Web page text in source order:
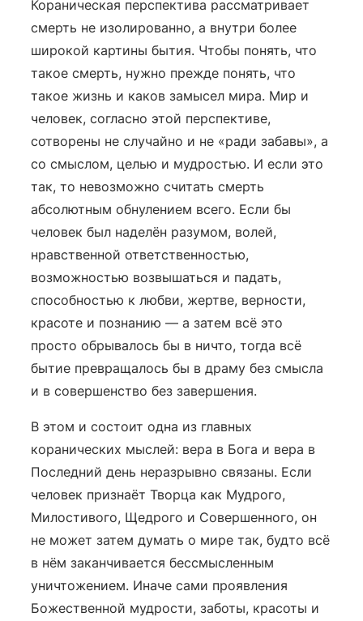
Кораническая перспектива рассматривает
смерть не изолированно, а внутри более
широкой картины бытия. Чтобы понять, что
такое смерть, нужно прежде понять, что
такое жизнь и каков замысел мира. Мир и
человек, согласно этой перспективе,
сотворены не случайно и не «ради забавы», а
со смыслом, целью и мудростью. И если это
так, то невозможно считать смерть
абсолютным обнулением всего. Если бы
человек был наделён разумом, волей,
нравственной ответственностью,
возможностью возвышаться и падать,
способностью к любви, жертве, верности,
красоте и познанию — а затем всё это
просто обрывалось бы в ничто, тогда всё
бытие превращалось бы в драму без смысла
и в совершенство без завершения.
В этом и состоит одна из главных
коранических мыслей: вера в Бога и вера в
Последний день неразрывно связаны. Если
человек признаёт Творца как Мудрого,
Милостивого, Щедрого и Совершенного, он
не может затем думать о мире так, будто всё
в нём заканчивается бессмысленным
уничтожением. Иначе сами проявления
Божественной мудрости, заботы, красоты и